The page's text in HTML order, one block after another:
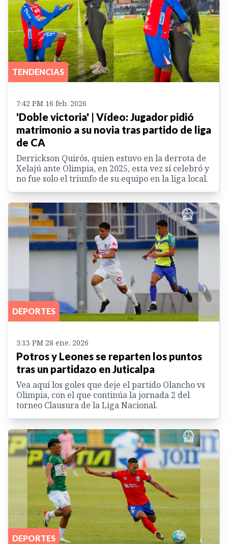
TENDENCIAS
7:42 PM 16 feb. 2026
'Doble victoria' | Vídeo: Jugador pidió
matrimonio a su novia tras partido de liga
de CA
Derrickson Quirós, quien estuvo en la derrota de
Xelajú ante Olimpia, en 2025, esta vez sí celebró y
no fue solo el triunfo de su equipo en la liga local.
DEPORTES
5:13 PM 28 ene. 2026
Potros y Leones se reparten los puntos
tras un partidazo en Juticalpa
Vea aquí los goles que deje el partido Olancho vs
Olimpia, con el que continúa la jornada 2 del
torneo Clausura de la Liga Nacional.
DEPORTES